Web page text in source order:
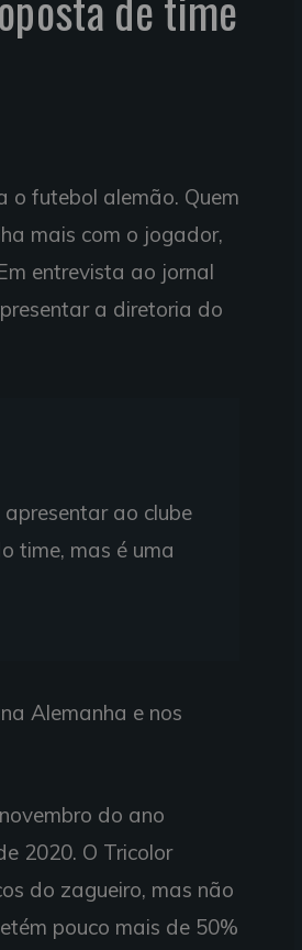
o futebol alemão. Quem
mais com o jogador,
entrevista ao jornal
a diretoria do
ao clube
time, mas é uma
Alemanha e nos
do ano
2020. O Tricolor
do zagueiro, mas não
pouco mais de 50%